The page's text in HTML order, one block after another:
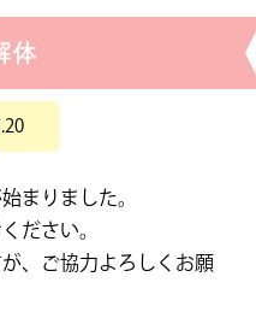
体
まりました。
ださい。
、ご協力よろしくお願